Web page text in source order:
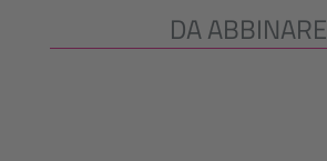
Salta la galleria dei prodotti
DA ABBINARE